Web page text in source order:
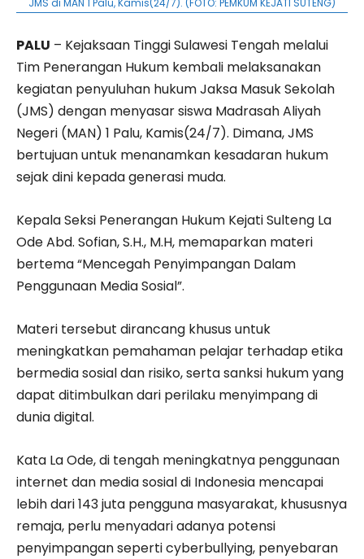
JMS di MAN 1 Palu, Kamis(24/7). (FOTO: PEMKUM KEJATI SUTENG)
PALU – Kejaksaan Tinggi Sulawesi Tengah melalui
Tim Penerangan Hukum kembali melaksanakan
kegiatan penyuluhan hukum Jaksa Masuk Sekolah
(JMS) dengan menyasar siswa Madrasah Aliyah
Negeri (MAN) 1 Palu, Kamis(24/7). Dimana, JMS
bertujuan untuk menanamkan kesadaran hukum
sejak dini kepada generasi muda.
Kepala Seksi Penerangan Hukum Kejati Sulteng La
Ode Abd. Sofian, S.H., M.H, memaparkan materi
bertema “Mencegah Penyimpangan Dalam
Penggunaan Media Sosial”.
Materi tersebut dirancang khusus untuk
meningkatkan pemahaman pelajar terhadap etika
bermedia sosial dan risiko, serta sanksi hukum yang
dapat ditimbulkan dari perilaku menyimpang di
dunia digital.
Kata La Ode, di tengah meningkatnya penggunaan
internet dan media sosial di Indonesia mencapai
lebih dari 143 juta pengguna masyarakat, khususnya
remaja, perlu menyadari adanya potensi
penyimpangan seperti cyberbullying, penyebaran